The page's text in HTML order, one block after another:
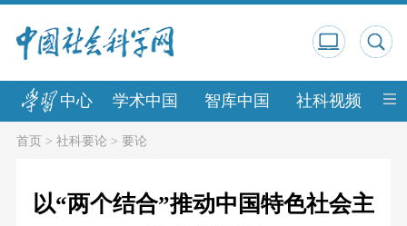
中心 学术中国 智库中国 社科视频 中
首页> 社科要论 > 要论
以“两个结合”推动中国特色社会主